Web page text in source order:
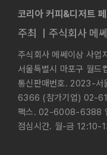
코리아 커피&디저트
주최 ㅣ주식회사 메
주식회사 메쎄이상 사
서울특별시 마포구 월
통신판매번호. 2023-
6366 (참가기업) 02-
팩스. 02-6008-6388
점심시간. 월-금 12:10-